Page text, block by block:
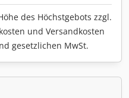
des Höchstgebots zzgl.
und Versandkosten
gesetzlichen MwSt.